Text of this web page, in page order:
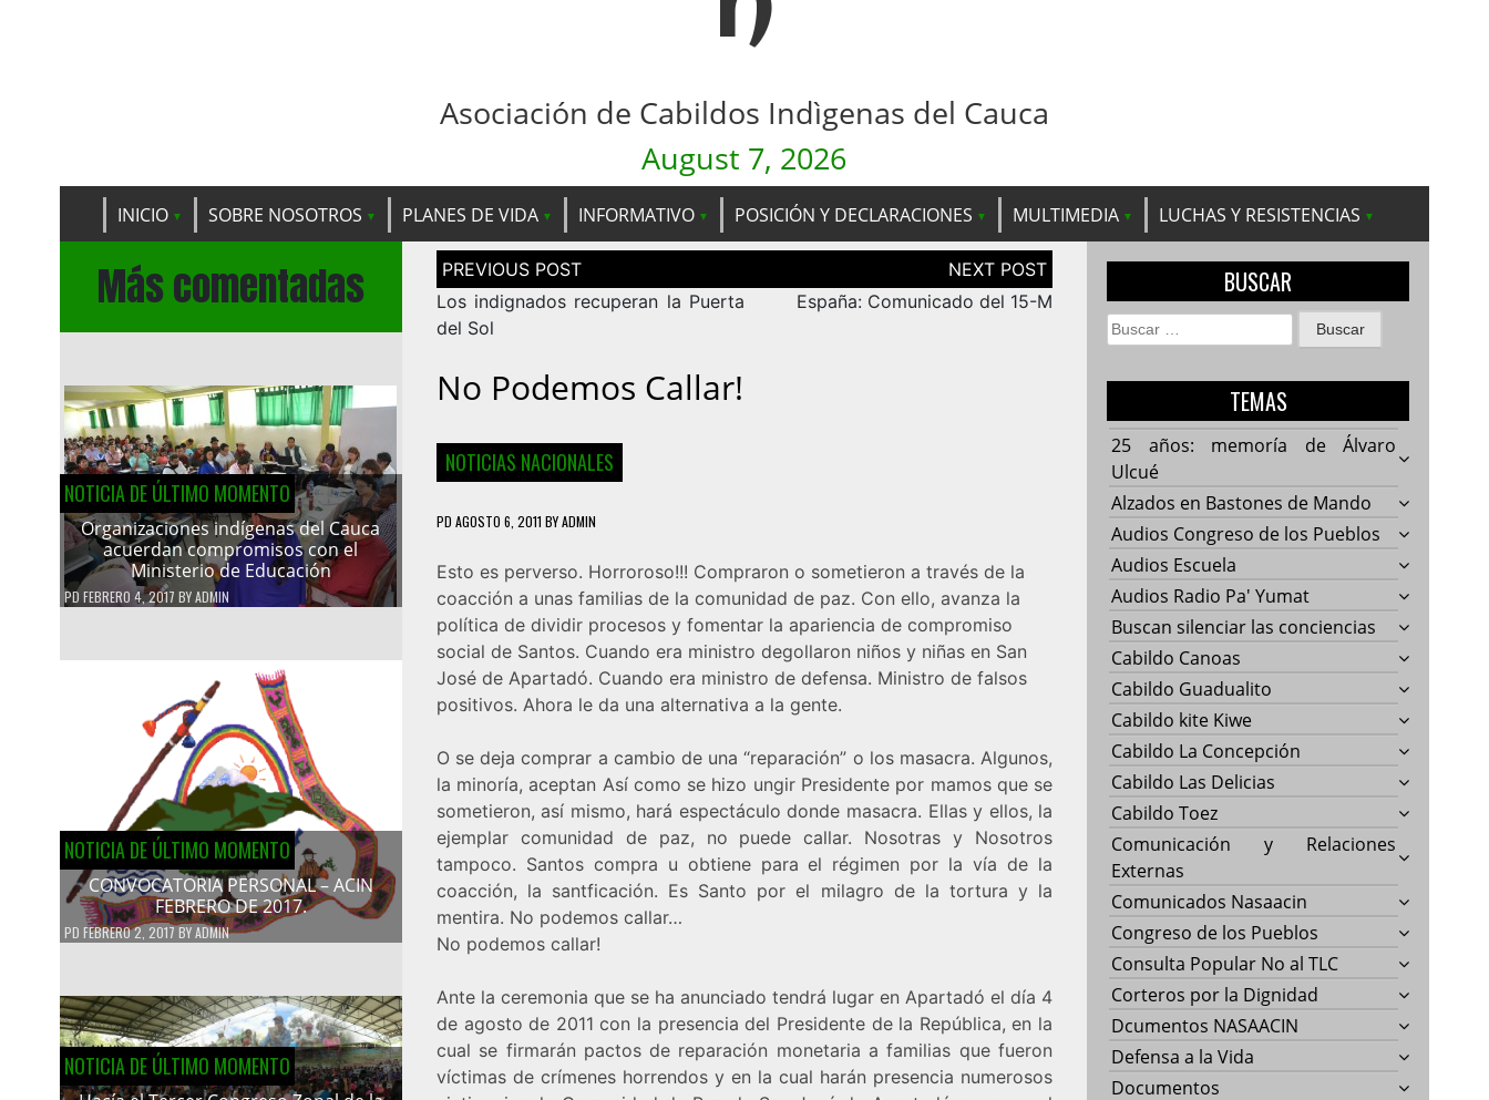
Asociación de Cabildos Indìgenas del Cauca
August 7, 2026
INICIO SOBRE NOSOTROS PLANES DE VIDA INFORMATIVO POSICIÓN Y DECLARACIONES MULTIMEDIA LUCHAS Y RESISTENCIAS
Más comentadas
NOTICIA DE ÚLTIMO MOMENTO
Organizaciones indígenas del Cauca
acuerdan compromisos con el
Ministerio de Educación
PD FEBRERO 4, 2017 BYADMIN
NOTICIA DE ÚLTIMO MOMENTO
CONVOCATORIA PERSONAL – ACIN
FEBRERO DE 2017.
PD FEBRERO 2, 2017BYADMIN
NOTICIA DE ÚLTIMO MOMENTO
Navegación
de
entradas
Los indignados recuperan la Puerta
del Sol
España: Comunicado del 15-M
No Podemos Callar!
NOTICIAS NACIONALES
PD AGOSTO 6, 2011 BYADMIN
Esto es perverso. Horroroso!!! Compraron o sometieron a través de la
coacción a unas familias de la comunidad de paz. Con ello, avanza la
política de dividir procesos y fomentar la apariencia de compromiso
social de Santos. Cuando era ministro degollaron niños y niñas en San
José de Apartadó. Cuando era ministro de defensa. Ministro de falsos
positivos. Ahora le da una alternativa a la gente.
O se deja comprar a cambio de una “reparación” o los masacra. Algunos,
la minoría, aceptan Así como se hizo ungir Presidente por mamos que se
sometieron, así mismo, hará espectáculo donde masacra. Ellas y ellos, la
ejemplar comunidad de paz, no puede callar. Nosotras y Nosotros
tampoco. Santos compra u obtiene para el régimen por la vía de la
coacción, la santficación. Es Santo por el milagro de la tortura y la
mentira. No podemos callar…
No podemos callar!
Ante la ceremonia que se ha anunciado tendrá lugar en Apartadó el día 4
de agosto de 2011 con la presencia del Presidente de la República, en la
cual se firmarán pactos de reparación monetaria a familias que fueron
víctimas de crímenes horrendos y en la cual harán presencia numerosos
BUSCAR
Buscar:
TEMAS
25 años: memoría de Álvaro
Ulcué
Alzados en Bastones de Mando
Audios Congreso de los Pueblos
Audios Escuela
Audios Radio Pa' Yumat
Buscan silenciar las conciencias
Cabildo Canoas
Cabildo Guadualito
Cabildo kite Kiwe
Cabildo La Concepción
Cabildo Las Delicias
Cabildo Toez
Comunicación y Relaciones
Externas
Comunicados Nasaacin
Congreso de los Pueblos
Consulta Popular No al TLC
Corteros por la Dignidad
Dcumentos NASAACIN
Defensa a la Vida
Documentos